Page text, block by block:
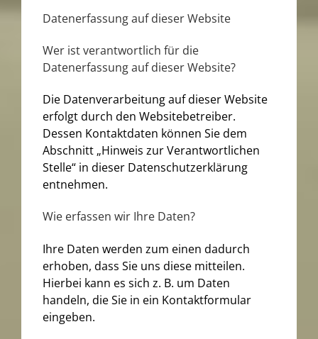
Datenerfassung auf dieser Website
Wer ist verantwortlich für die
Datenerfassung auf dieser Website?
Die Datenverarbeitung auf dieser Website
erfolgt durch den Websitebetreiber.
Dessen Kontaktdaten können Sie dem
Abschnitt „Hinweis zur Verantwortlichen
Stelle“ in dieser Datenschutzerklärung
entnehmen.
Wie erfassen wir Ihre Daten?
Ihre Daten werden zum einen dadurch
erhoben, dass Sie uns diese mitteilen.
Hierbei kann es sich z. B. um Daten
handeln, die Sie in ein Kontaktformular
eingeben.